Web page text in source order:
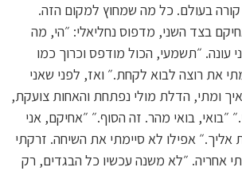
בעולם. כל מה שמחוץ למקום הזה.
בצד השני, מדפוס נחליאלי: ״הי, מה
עונה. ״תשמעי, הכול מודפס וכרוך כמו
את רוצה לבוא לקחת.״ ואז, לפני שאני
ומתי, הדלת מולי נפתחת והאחות צועקת,
״בואי, בואי מהר. זה הסוף.״ ״אחיקם, אני
אליך.״ אפילו לא סיימתי את השיחה. זרקתי
אחריה. ״לא משנה עכשיו כל הבגדים, רק